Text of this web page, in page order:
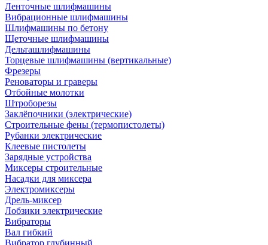
Ленточные шлифмашины
Вибрационные шлифмашины
Шлифмашины по бетону
Щеточные шлифмашины
Дельташлифмашины
Торцевые шлифмашины (вертикальные)
Фрезеры
Реноваторы и граверы
Отбойные молотки
Штроборезы
Заклёпочники (электрические)
Строительные фены (термопистолеты)
Рубанки электрические
Клеевые пистолеты
Зарядные устройства
Миксеры строительные
Насадки для миксера
Электромиксеры
Дрель-миксер
Лобзики электрические
Вибраторы
Вал гибкий
Вибратор глубинный